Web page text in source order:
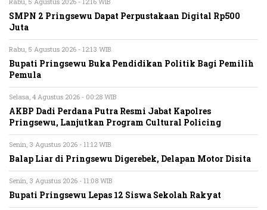
SMPN 2 Pringsewu Dapat Perpustakaan Digital Rp500
Juta
Rabu, 5 Agustus 2026 - 12:13 WIB
Bupati Pringsewu Buka Pendidikan Politik Bagi Pemilih
Pemula
Selasa, 4 Agustus 2026 - 00:28 WIB
AKBP Dadi Perdana Putra Resmi Jabat Kapolres
Pringsewu, Lanjutkan Program Cultural Policing
Senin, 3 Agustus 2026 - 11:12 WIB
Balap Liar di Pringsewu Digerebek, Delapan Motor Disita
Senin, 3 Agustus 2026 - 11:08 WIB
Bupati Pringsewu Lepas 12 Siswa Sekolah Rakyat